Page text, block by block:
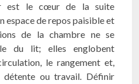
est le cœur de la suite
espace de repos paisible et
de la chambre ne se
du lit; elles englobent
le rangement et,
détente ou travail. Définir